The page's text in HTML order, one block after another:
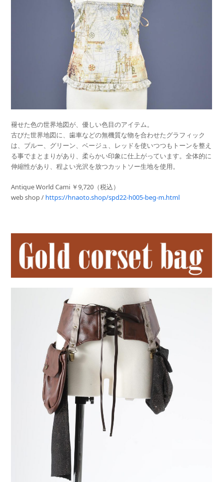
褪せた色の世界地図が、優しい色目のアイテム。
古びた世界地図に、歯車などの無機質な物を合わせたグラフィック
は、ブルー、グリーン、ベージュ、レッドを使いつつもトーンを整え
る事でまとまりがあり、柔らかい印象に仕上がっています。全体的に
伸縮性があり、程よい光沢を放つカットソー生地を使用。
Antique World Cami ￥9,720（税込）
web shop / https://hnaoto.shop/spd22-h005-beg-m.html